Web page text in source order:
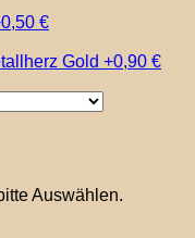
Auswählen.